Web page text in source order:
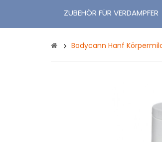
ZUBEHÖR FÜR VERDAMPFER
Bodycann Hanf